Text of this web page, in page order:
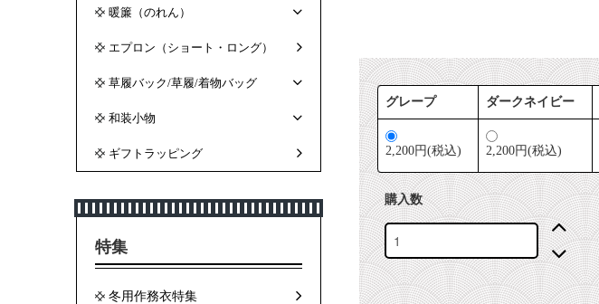
グレープ ダークネイビー
2,200円(税込) 2,200円(税込)
購入数
暖簾（のれん）
エプロン（ショート・ロング）
草履バック/草履/着物バッグ
和装小物
ギフトラッピング
特集
冬用作務衣特集